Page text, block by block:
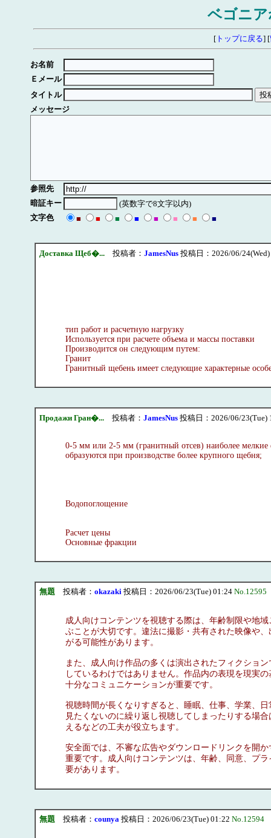
ベゴニア
[トップに戻る] [
お名前
Ｅメール
タイトル
メッセージ
参照先
暗証キー
(英数字で8文字以内)
文字色
■ ■ ■ ■ ■ ■ ■ ■
Доставка Щеб�...投稿者： JamesNus投稿日：2026/06/
тип работ и расчетную нагрузку
Используется при расчете объема и массы поставки
Производится он следующим путем:
Гранит
Гранитный щебень имеет следующие характерные
Продажи Гран�...投稿者： JamesNus投稿日：2026/06/23(Tue)
0-5 мм или 2-5 мм (гранитный отсев) наиболее
образуются при производстве более крупного щебня;
Водопоглощение
Расчет цены
Основные фракции
無題 投稿者： okazaki 投稿日：2026/06/23(Tue) 01:24 No.12595
成人向けコンテンツを視聴する際は、年齢制限や地
ぶことが大切です。違法に撮影・共有された映像や
がる可能性があります。
また、成人向け作品の多くは演出されたフィクショ
しているわけではありません。作品内の表現を現実
十分なコミュニケーションが重要です。
視聴時間が長くなりすぎると、睡眠、仕事、学業、
見たくないのに繰り返し視聴してしまったりする場
えるなどの工夫が役立ちます。
安全面では、不審な広告やダウンロードリンクを開
重要です。成人向けコンテンツは、年齢、同意、プ
要があります。
無題 投稿者： counya 投稿日：2026/06/23(Tue) 01:22 No.12594